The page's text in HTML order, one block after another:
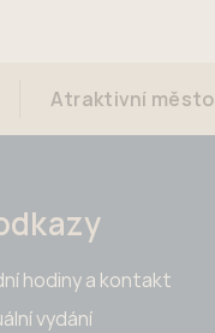
Atraktivní město
hodiny a kontakt
vydání